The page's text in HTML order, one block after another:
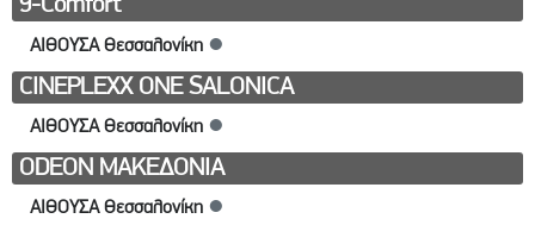
ΑΙΘΟΥΣΑ Θεσσαλονίκη ●
CINEPLEXX ONE SALONICA
ΑΙΘΟΥΣΑ Θεσσαλονίκη ●
ODEON ΜΑΚΕΔΟΝΙΑ
ΑΙΘΟΥΣΑ Θεσσαλονίκη ●